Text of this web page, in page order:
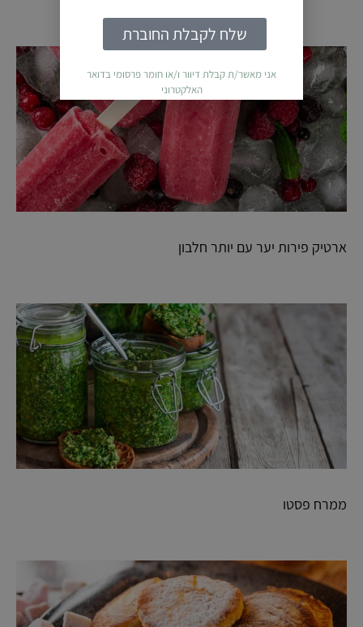
ארטיק פירות יער עם יותר חלבון
ממרח פסטו
שלח לקבלת החוברת
אני מאשר/ת קבלת דיוור ו/או חומר פרסומי בדואר
האלקטרוני